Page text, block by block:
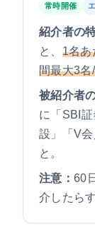
常時開催
紹介者の
と、 1名あ
間最大3名
被紹介者
に「SBI
設」「V
と。
注意： 60
介したら